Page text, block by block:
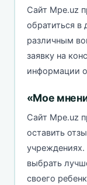
Сайт Mpe.uz
обратиться в
различным
заявку на
информации
«Мое
Сайт Mpe.uz
оставить
выбрать
своего